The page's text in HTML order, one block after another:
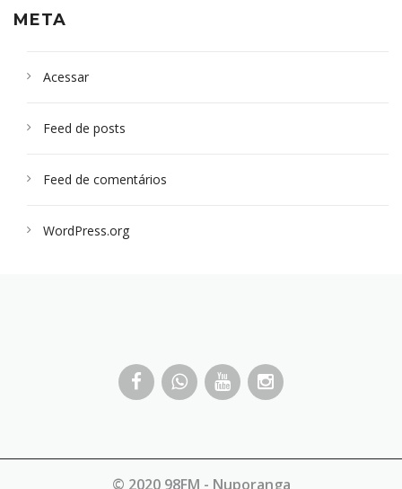
META
Acessar
Feed de posts
Feed de comentários
WordPress.org
© 2020 98FM - Nuporanga